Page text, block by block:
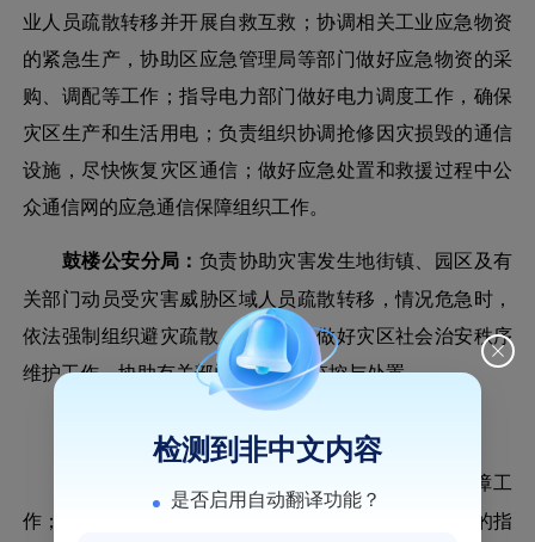
业人员疏散转移并开展自救互救；协调相关工业应急物资
的紧急生产，协助区应急管理局等部门做好应急物资的采
购、调配等工作；指导电力部门做好电力调度工作，确保
灾区生产和生活用电；负责组织协调抢修因灾损毁的通信
设施，尽快恢复灾区通信；做好应急处置和救援过程中公
众通信网的应急通信保障组织工作。
鼓楼公安分局： 负责协助灾害发生地街镇、园区及有
关部门动员受灾害威胁区域人员疏散转移，情况危急时，
依法强制组织避灾疏散；组织警力做好灾区社会治安秩序
维护工作，协助有关部门做好舆情监控与处置。
负责区级突发地质灾害应急资金保障工
作；做好地质灾害防治与救灾应急资金的分配及使用的指
检测到非中文内容
是否启用自动翻译功能？